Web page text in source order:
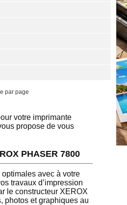
par page
votre imprimante
propose de vous
PHASER 7800
avec à votre
travaux d’impression
le constructeur XEROX
photos et graphiques au